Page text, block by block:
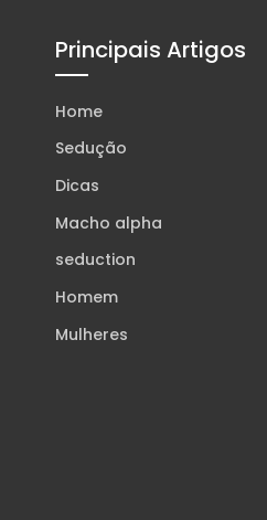
Principais Artigos
Home
Sedução
Dicas
Macho alpha
seduction
Homem
Mulheres